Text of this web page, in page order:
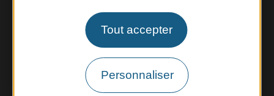
Tout accepter
Personnaliser
Vie municipale